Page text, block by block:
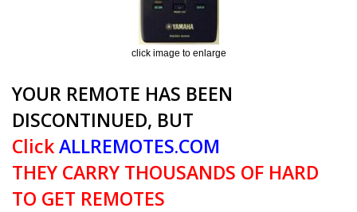
click image to enlarge
YOUR REMOTE HAS BEEN
DISCONTINUED, BUT
ClickALLREMOTES.COM
THEY CARRY THOUSANDS OF HARD
TO GET REMOTES